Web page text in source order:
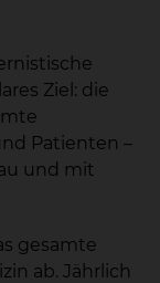
Ziel: die
Patienten –
und mit
gesamte
ab. Jährlich